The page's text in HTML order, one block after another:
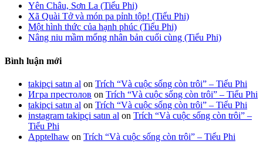
Yên Châu, Sơn La (Tiểu Phi)
Xã Quài Tở và món pa pỉnh tộp! (Tiểu Phi)
Một hình thức của hạnh phúc (Tiểu Phi)
Nâng niu mầm mống nhân bản cuối cùng (Tiểu Phi)
Bình luận mới
takipçi satın al on Trích “Và cuộc sống còn trôi” – Tiểu Phi
Игра престолов on Trích “Và cuộc sống còn trôi” – Tiểu Phi
takipçi satın al on Trích “Và cuộc sống còn trôi” – Tiểu Phi
instagram takipçi satın al on Trích “Và cuộc sống còn trôi” –
Tiểu Phi
Apptelhaw on Trích “Và cuộc sống còn trôi” – Tiểu Phi